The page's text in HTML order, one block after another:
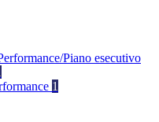
Piano esecutivo
1